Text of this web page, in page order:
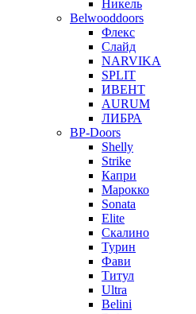
Никель
Belwooddoors
Флекс
Слайд
NARVIKA
SPLIT
ИВЕНТ
AURUM
ЛИБРА
BP-Doors
Shelly
Strike
Капри
Марокко
Sonata
Elite
Скалино
Турин
Фави
Титул
Ultra
Belini